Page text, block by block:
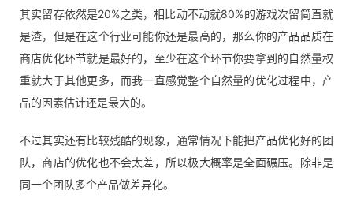
其实留存依然是20%之类，相比动不动就80%的游戏次留简直就
是渣，但是在这个行业可能你还是最高的，那么你的产品品质在
商店优化环节就是最好的，至少在这个环节你要拿到的自然量权
重就大于其他更多，而我一直感觉整个自然量的优化过程中，产
品的因素估计还是最大的。
不过其实还有比较残酷的现象，通常情况下能把产品优化好的团
队，商店的优化也不会太差，所以极大概率是全面碾压。除非是
同一个团队多个产品做差异化。